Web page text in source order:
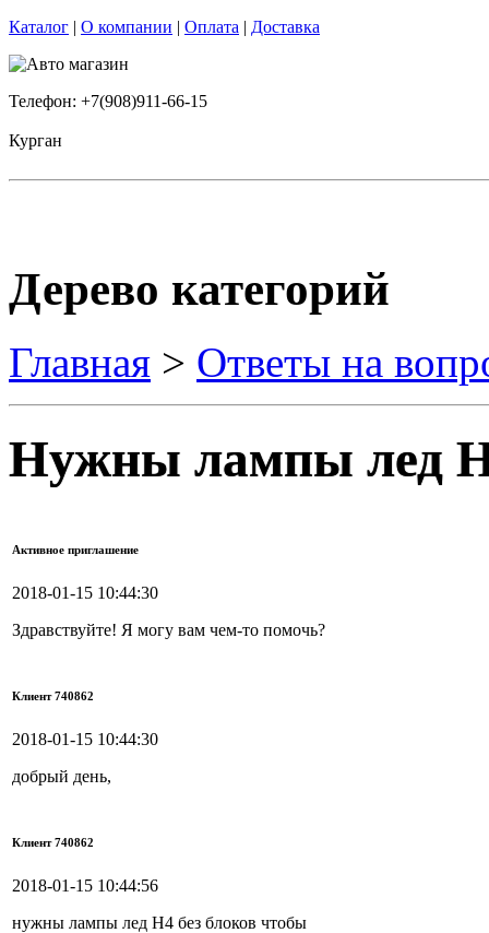
Каталог | О компании | Оплата | Доставка
Телефон: +7(908)911-66-15
Курган
Дерево категорий
Главная > Ответы на
Нужны лампы лед
Активное приглашение
2018-01-15 10:44:30
Здравствуйте! Я могу вам чем-то помочь?
Клиент 740862
2018-01-15 10:44:30
добрый день,
Клиент 740862
2018-01-15 10:44:56
нужны лампы лед H4 без блоков чтобы